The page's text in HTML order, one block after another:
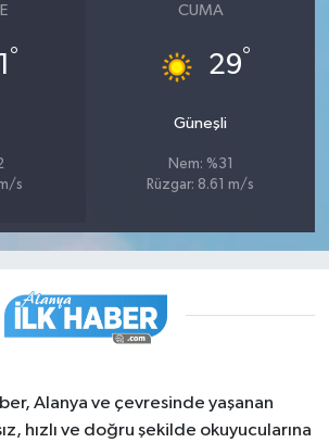
°
s
CUMA
29°
Güneşli
Nem: %31
Rüzgar: 8.61 m/s
Alanya ve çevresinde yaşanan
hızlı ve doğru şekilde okuyucularına